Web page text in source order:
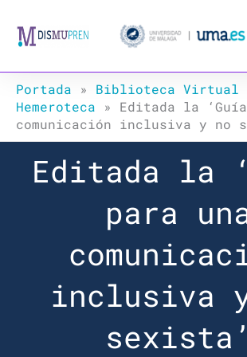
Portada » Biblioteca Virtual
Hemeroteca » Editada la
comunicación inclusiva y no
Editada la
para
inclusiva
sexista’